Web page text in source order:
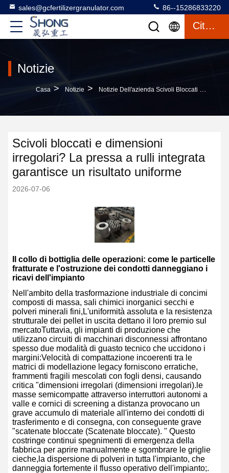
sales@gcfertilizergranulator.com 86--15286833220
Citazione
Notizie
Casa > Notizie > Notizie Dell'azienda Scivoli Bloccati E Dimensioni Irregolari? La Pressa A Rulli Integrata Garantisce Un Risultato Uniforme
Scivoli bloccati e dimensioni
irregolari? La pressa a rulli integrata
garantisce un risultato uniforme
2026-07-06
Il collo di bottiglia delle operazioni: come le particelle
fratturate e l'ostruzione dei condotti danneggiano i
ricavi dell'impianto
Nell'ambito della trasformazione industriale di concimi
composti di massa, sali chimici inorganici secchi e
polveri minerali fini,L'uniformità assoluta e la resistenza
strutturale dei pellet in uscita dettano il loro premio sul
mercatoTuttavia, gli impianti di produzione che
utilizzano circuiti di macchinari disconnessi affrontano
spesso due modalità di guasto tecnico che uccidono i
margini:Velocità di compattazione incoerenti tra le
matrici di modellazione legacy forniscono erratiche,
frammenti fragili mescolati con fogli densi, causando
critica "dimensioni irregolari (dimensioni irregolari).le
masse semicompatte attraverso interruttori autonomi a
valle e cornici di screening a distanza provocano un
grave accumulo di materiale all'interno dei condotti di
trasferimento e di consegna, con conseguente grave
"scatenate bloccate (Scatenate bloccate). " Questo
costringe continui spegnimenti di emergenza della
fabbrica per aprire manualmente e sgombrare le griglie
cieche,la dispersione di polveri in tutta l'impianto, che
danneggia fortemente il flusso operativo dell'impianto;.